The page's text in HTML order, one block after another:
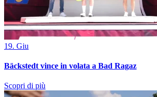
19. Giu
Bäckstedt vince in volata a Bad Ragaz
Scopri di più